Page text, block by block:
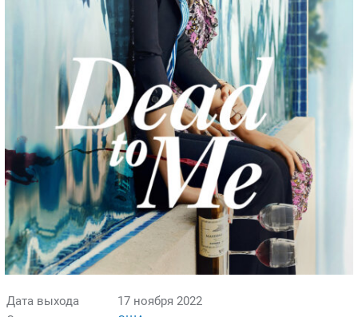
Дата выхода
17 ноября 2022